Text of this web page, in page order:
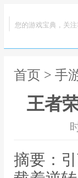
您的游戏宝典，关注
首页 > 手
王者
摘要：